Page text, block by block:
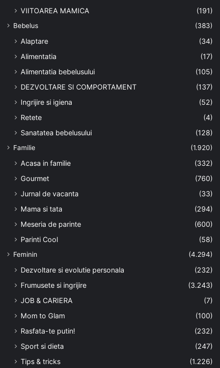
VIITOAREA MAMICA
(191)
Bebelus (383)
Alaptare
(34)
Alimentatia
(17)
Alimentatia bebelusului
(105)
DEZVOLTARE SI COMPORTAMENT
(137)
Ingrijire si igiena
(52)
Retete
(4)
Sanatatea bebelusului
(128)
Familie (1.920)
Acasa in familie
(332)
Gourmet
(760)
Jurnal de vacanta
(33)
Mama si tata
(294)
Meseria de parinte
(600)
Parinti Cool
(58)
Feminin (4.294)
Dezvoltare si evolutie personala
(232)
Frumusete si ingrijire
(3.243)
JOB & CARIERA
(7)
Mom to Glam
(100)
Rasfata-te putin!
(232)
Sport si dieta
(247)
Tips & tricks
(1.226)